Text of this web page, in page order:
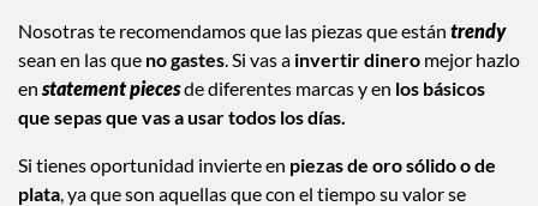
Nosotras te recomendamos que las piezas que están trendy
sean en las que no gastes . Si vas a invertir dinero mejor hazlo
en statement piecesde diferentes marcas y en los básicos
que sepas que vas a usar todos los días.
Si tienes oportunidad invierte en piezas de oro sólido o de
plata , ya que son aquellas que con el tiempo su valor se